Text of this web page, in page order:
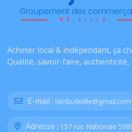
Acheter local & indépendant, ça
Qualité, savoir-faire, authenticité,
E-mail : latribudelille@gmail.com
Adresse : 157 rue Nationale